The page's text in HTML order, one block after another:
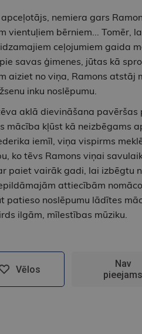
nemiera gars
vientuļiem bērniem... Tomēr,
ceļojumiem gaida
savas ģimenes, jūtas kā
aiziet no viņa, Ramons atstāj
inku noslēpumu.
aklā dievināšana pavēršas
mācība kļūst kā neizbēgams
iemīl, viņa vispirms
ko tēvs Ramons viņai
paiet vairāk gadi, lai izbēgtu
attiecībām
patieso noslēpumu lādītes
ilgām, mīlestības mūziku.
Vēlos
Nav
pieejams